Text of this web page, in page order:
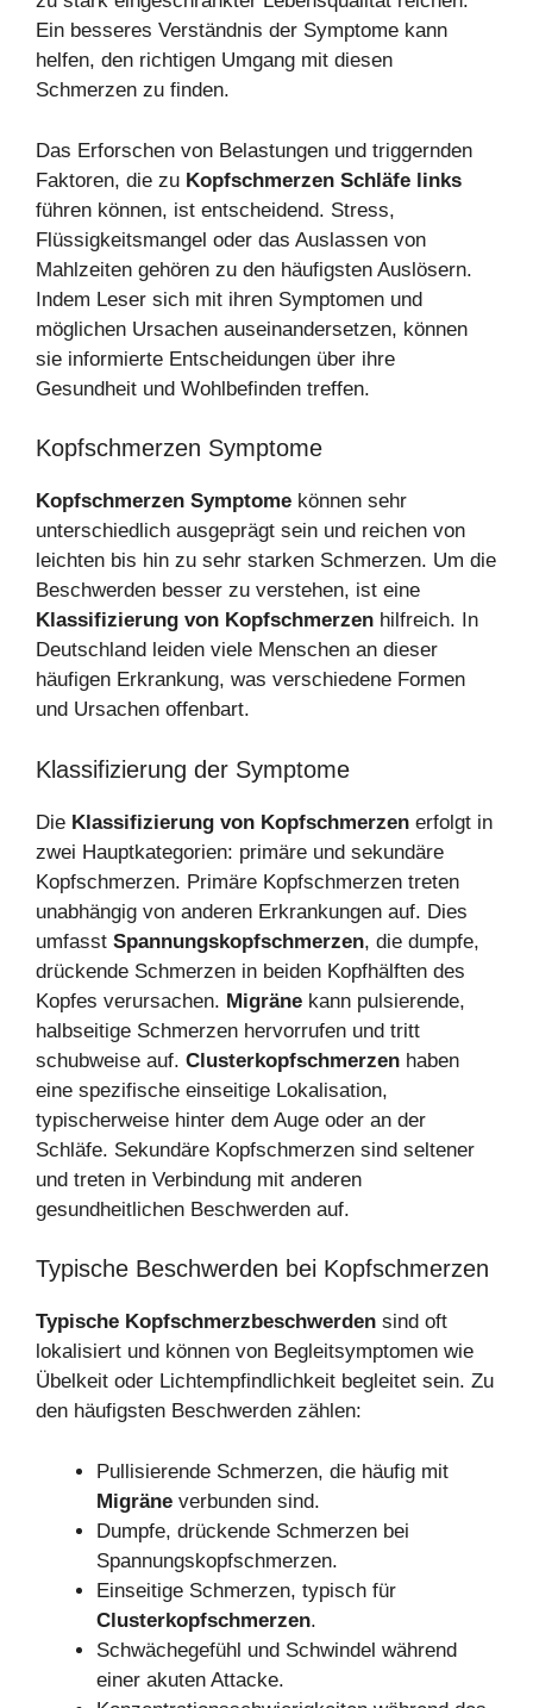
Ein besseres Verständnis der Symptome kann
helfen, den richtigen Umgang mit diesen
Schmerzen zu finden.
Das Erforschen von Belastungen und triggernden
Faktoren, die zu Kopfschmerzen Schläfe links
führen können, ist entscheidend. Stress,
Flüssigkeitsmangel oder das Auslassen von
Mahlzeiten gehören zu den häufigsten Auslösern.
Indem Leser sich mit ihren Symptomen und
möglichen Ursachen auseinandersetzen, können
sie informierte Entscheidungen über ihre
Gesundheit und Wohlbefinden treffen.
Kopfschmerzen Symptome
Kopfschmerzen Symptome können sehr
unterschiedlich ausgeprägt sein und reichen von
leichten bis hin zu sehr starken Schmerzen. Um die
Beschwerden besser zu verstehen, ist eine
Klassifizierung von Kopfschmerzen hilfreich. In
Deutschland leiden viele Menschen an dieser
häufigen Erkrankung, was verschiedene Formen
und Ursachen offenbart.
Klassifizierung der Symptome
Die Klassifizierung von Kopfschmerzen erfolgt in
zwei Hauptkategorien: primäre und sekundäre
Kopfschmerzen. Primäre Kopfschmerzen treten
unabhängig von anderen Erkrankungen auf. Dies
umfasst Spannungskopfschmerzen, die dumpfe,
drückende Schmerzen in beiden Kopfhälften des
Kopfes verursachen. Migräne kann pulsierende,
halbseitige Schmerzen hervorrufen und tritt
schubweise auf. Clusterkopfschmerzen haben
eine spezifische einseitige Lokalisation,
typischerweise hinter dem Auge oder an der
Schläfe. Sekundäre Kopfschmerzen sind seltener
und treten in Verbindung mit anderen
gesundheitlichen Beschwerden auf.
Typische Beschwerden bei Kopfschmerzen
Typische Kopfschmerzbeschwerden sind oft
lokalisiert und können von Begleitsymptomen wie
Übelkeit oder Lichtempfindlichkeit begleitet sein. Zu
den häufigsten Beschwerden zählen:
Pullisierende Schmerzen, die häufig mit
Migräne verbunden sind.
Dumpfe, drückende Schmerzen bei
Spannungskopfschmerzen.
Einseitige Schmerzen, typisch für
Clusterkopfschmerzen.
Schwächegefühl und Schwindel während
einer akuten Attacke.